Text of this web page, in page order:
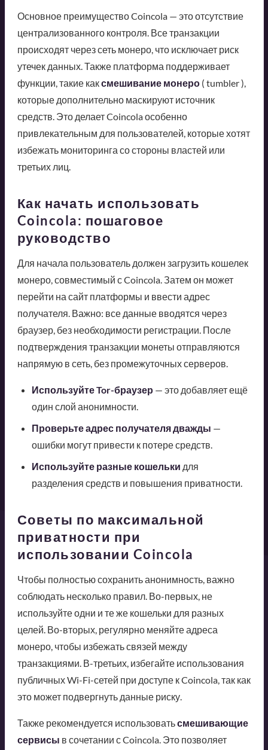
Основное преимущество Coincola — это отсутствие
централизованного контроля. Все транзакции
происходят через сеть монеро, что исключает риск
утечек данных. Также платформа поддерживает
функции, такие каксмешивание монеро( tumbler ),
которые дополнительно маскируют источник
средств. Это делает Coincola особенно
привлекательным для пользователей, которые хотят
избежать мониторинга со стороны властей или
третьих лиц.
Как начать использовать
Coincola: пошаговое
руководство
Для начала пользователь должен загрузить кошелек
монеро, совместимый с Coincola. Затем он может
перейти на сайт платформы и ввести адрес
получателя. Важно: все данные вводятся через
браузер, без необходимости регистрации. После
подтверждения транзакции монеты отправляются
напрямую в сеть, без промежуточных серверов.
Используйте Tor-браузер — это добавляет ещё
один слой анонимности.
Проверьте адрес получателя дважды —
ошибки могут привести к потере средств.
Используйте разные кошельки для
разделения средств и повышения приватности.
Советы по максимальной
приватности при
использовании Coincola
Чтобы полностью сохранить анонимность, важно
соблюдать несколько правил. Во-первых, не
используйте одни и те же кошельки для разных
целей. Во-вторых, регулярно меняйте адреса
монеро, чтобы избежать связей между
транзакциями. В-третьих, избегайте использования
публичных Wi-Fi-сетей при доступе к Coincola, так как
это может подвергнуть данные риску.
Также рекомендуется использоватьсмешивающие
сервисы в сочетании с Coincola. Это позволяет